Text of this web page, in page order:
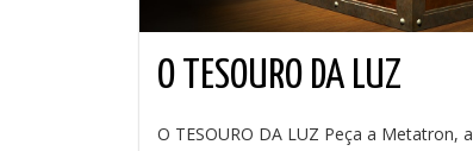
O TESOURO DA LUZ
O TESOURO DA LUZ Peça a Metatron, a